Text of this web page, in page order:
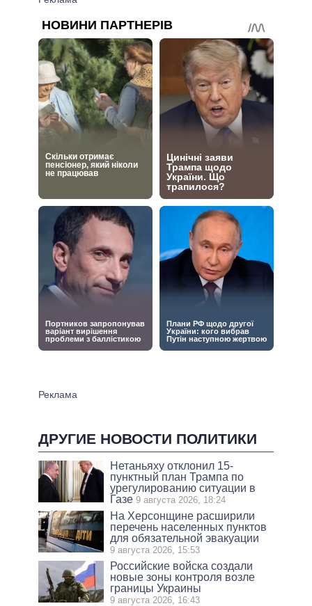
ДРУГИЕ НОВОСТИ ПОЛИТИКИ
Нетаньяху отклонил 15-
пунктный план Трампа по
урегулированию ситуации в
Газе 9 августа 2026, 18:24
На Херсонщине расширили
перечень населенных пунктов
для обязательной эвакуации
9 августа 2026, 15:53
Российские войска создали
новые зоны контроля возле
границы Украины
9 августа 2026, 16:43